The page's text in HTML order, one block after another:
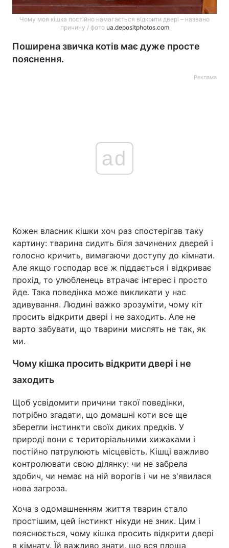
Чому моя кішка постійно намагається відкрити двері – названо
причину / фото ua.depositphotos.com
Поширена звичка котів має дуже просте
пояснення.
Реклама
ad
Кожен власник кішки хоч раз спостерігав таку
картину: тварина сидить біля зачинених дверей і
голосно кричить, вимагаючи доступу до кімнати.
Але якщо господар все ж піддається і відкриває
прохід, то улюбленець втрачає інтерес і просто
йде. Така поведінка може викликати у нас
здивування. Людині важко зрозуміти, чому кіт
просить відкрити двері і не заходить. Але не
варто забувати, що тварини мислять не так, як
ми.
Чому кішка просить відкрити двері і не
заходить
Щоб усвідомити причини такої поведінки,
потрібно згадати, що домашні коти все ще
зберегли інстинкти своїх диких предків. У
природі вони є територіальними хижаками і
постійно патрулюють місцевість. Кішці важливо
контролювати свою ділянку: чи не забрела
здобич, чи немає на ній ворогів і чи не з'явилася
нова загроза.
Хоча з одомашненням життя тварин стало
простішим, цей інстинкт нікуди не зник. Цим і
пояснюється, чому кішка просить відкрити двері
в кімнату. Їй важливо знати, що вся площа